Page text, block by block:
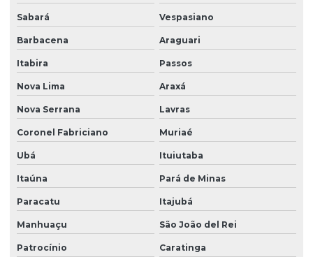
Sabará Vespasiano
Barbacena Araguari
Itabira Passos
Nova Lima Araxá
Nova Serrana Lavras
Coronel Fabriciano Muriaé
Ubá Ituiutaba
Itaúna Pará de Minas
Paracatu Itajubá
Manhuaçu São João del Rei
Patrocínio Caratinga